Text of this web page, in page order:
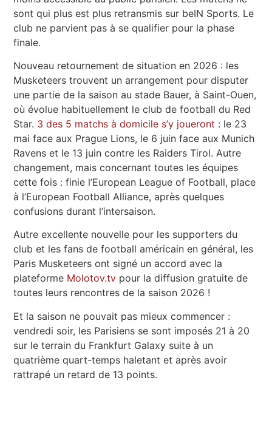
sont qui plus est plus retransmis sur beIN Sports. Le
club ne parvient pas à se qualifier pour la phase
finale.
Nouveau retournement de situation en 2026 : les
Musketeers trouvent un arrangement pour disputer
une partie de la saison au stade Bauer, à Saint-Ouen,
où évolue habituellement le club de football du Red
Star. 3 des 5 matchs à domicile s’y joueront : le 23
mai face aux Prague Lions, le 6 juin face aux Munich
Ravens et le 13 juin contre les Raiders Tirol. Autre
changement, mais concernant toutes les équipes
cette fois : finie l’European League of Football, place
à l’European Football Alliance, après quelques
confusions durant l’intersaison.
Autre excellente nouvelle pour les supporters du
club et les fans de football américain en général, les
Paris Musketeers ont signé un accord avec la
plateforme Molotov.tv pour la diffusion gratuite de
toutes leurs rencontres de la saison 2026 !
Et la saison ne pouvait pas mieux commencer :
vendredi soir, les Parisiens se sont imposés 21 à 20
sur le terrain du Frankfurt Galaxy suite à un
quatrième quart-temps haletant et après avoir
rattrapé un retard de 13 points.